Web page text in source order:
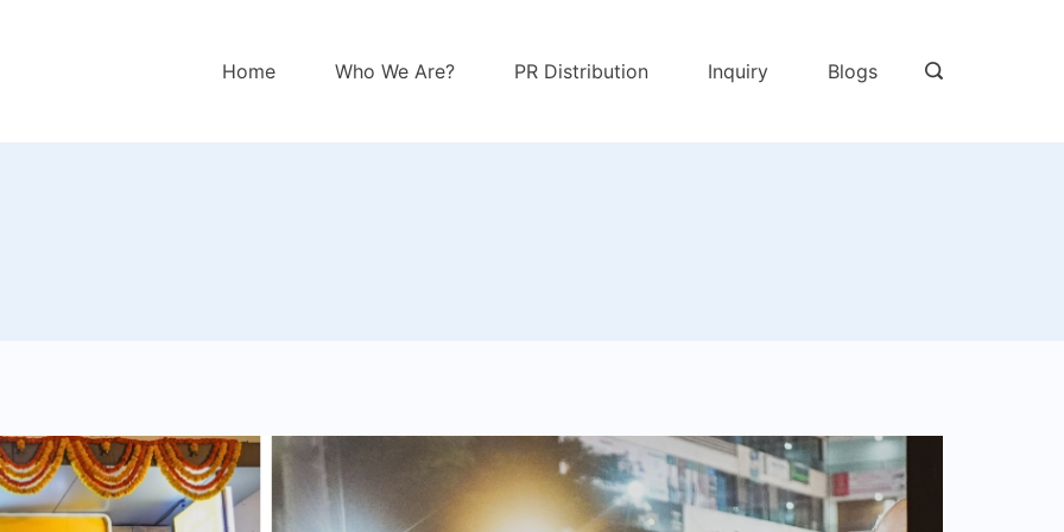
Home Who We Are? PR Distribution Inquiry Blogs